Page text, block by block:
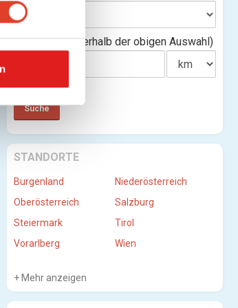
Entfernung(innerhalb der obigen Auswahl)
STANDORTE
Burgenland
Niederösterreich
Oberösterreich
Salzburg
Steiermark
Tirol
Vorarlberg
Wien
Mehr anzeigen